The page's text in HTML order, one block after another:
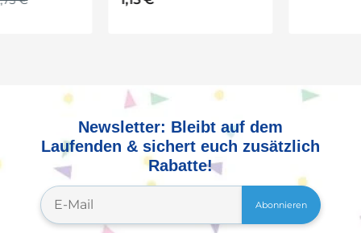
Newsletter: Bleibt auf dem
Laufenden & sichert euch zusätzlich
Rabatte!
Abonnieren